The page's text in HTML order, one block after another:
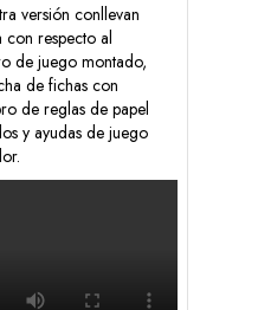
versión conllevan
respecto al
de juego montado,
de fichas con
de reglas de papel
y ayudas de juego